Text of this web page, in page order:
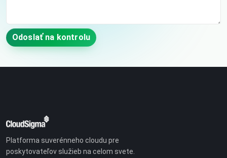
Odoslať na kontrolu
Platforma suverénneho cloudu pre
poskytovateľov služieb na celom svete.